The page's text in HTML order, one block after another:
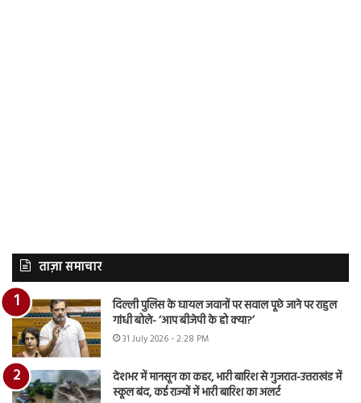
ताज़ा समाचार
दिल्ली पुलिस के घायल जवानों पर सवाल पूछे जाने पर राहुल
गांधी बोले- ‘आप बीजेपी के हो क्या?’
31 July 2026 - 2:28 PM
देशभर में मानसून का कहर, भारी बारिश से गुजरात-उत्तराखंड में
स्कूल बंद, कई राज्यों में भारी बारिश का अलर्ट